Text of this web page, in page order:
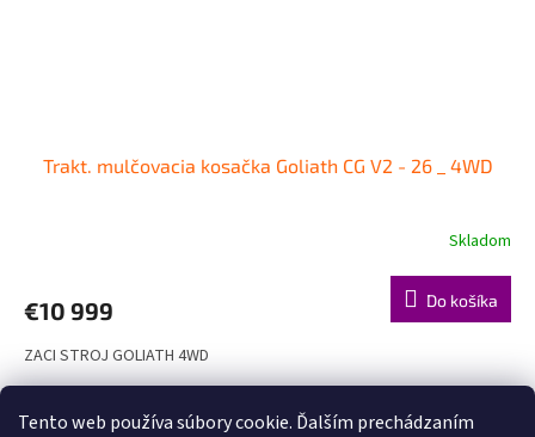
Tento web používa súbory cookie. Ďalším prechádzaním
Trakt. mulčovacia kosačka Goliath CG V2 - 26 _ 4WD
Skladom
€10 999 Do košíka
ZACI STROJ GOLIATH 4WD
O
8položiek celkom